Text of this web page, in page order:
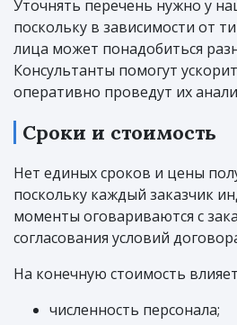
Уточнять перечень нужно у
поскольку в зависимости от
лица может понадобиться
Консультанты помогут
оперативно проведут их
Сроки и стоимость
Нет единых сроков и цены
поскольку каждый заказчик
моменты оговариваются с
согласования условий
На конечную стоимость
численность персонала;